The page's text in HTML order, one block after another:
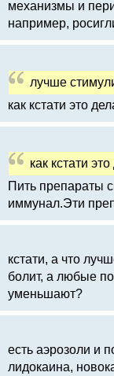
механизмы и
например,
лучше
как кстати это
как кстати
Пить препараты
иммунал.Эти
кстати, а что
болит, а любые
уменьшают?
есть аэрозоли и
лидокаина,